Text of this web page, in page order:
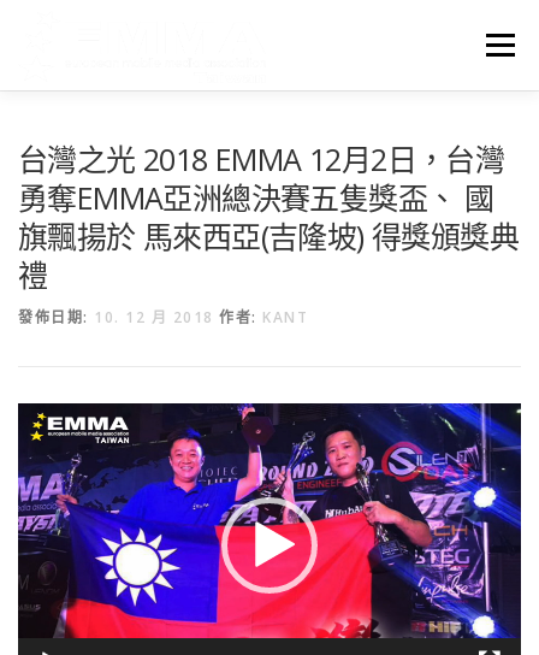
選單
DISCLAIMER
台灣之光 2018 EMMA 12月2日，台灣
勇奪EMMA亞洲總決賽五隻獎盃、 國
旗飄揚於 馬來西亞(吉隆坡) 得獎頒獎典
禮
發佈日期: 10. 12 月 2018 作者: KANT
訊
播
放
器